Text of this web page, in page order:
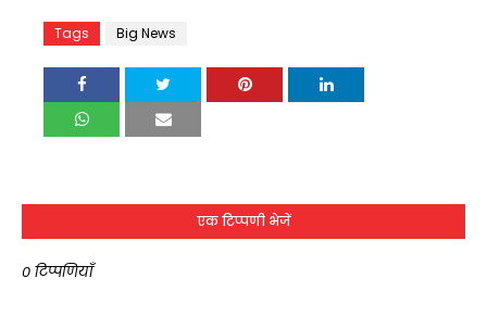
Tags Big News
एक टिप्पणी भेजें
0 टिप्पणियाँ